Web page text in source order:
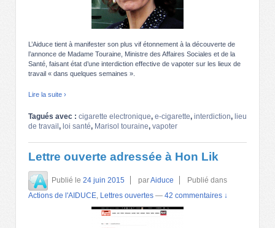
L’Aiduce tient à manifester son plus vif étonnement à la découverte de
l’annonce de Madame Touraine, Ministre des Affaires Sociales et de la
Santé, faisant état d’une interdiction effective de vapoter sur les lieux de
travail « dans quelques semaines ».
Lire la suite ›
Tagués avec : cigarette electronique, e-cigarette, interdiction, lieu
de travail, loi santé, Marisol touraine, vapoter
Lettre ouverte adressée à Hon Lik
Publié le 24 juin 2015 parAiduce
Publié dans
Actions de l'AIDUCE, Lettres ouvertes — 42 commentaires ↓